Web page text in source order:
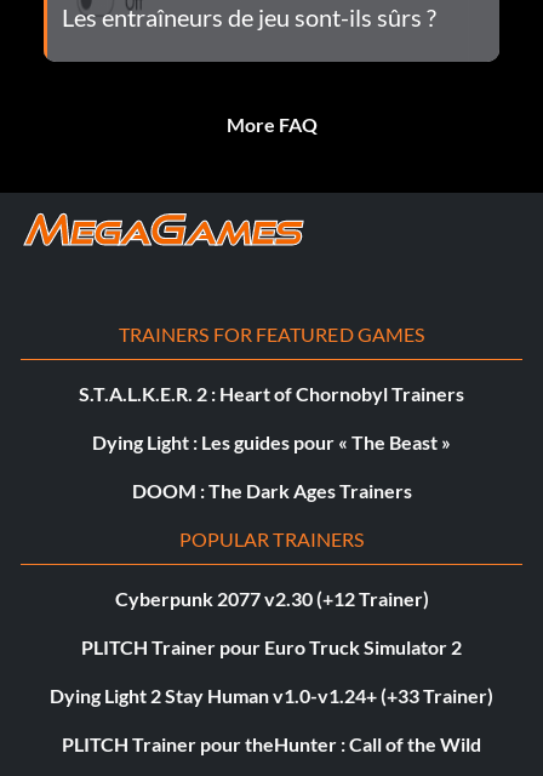
Les entraîneurs de jeu sont-ils sûrs ?
More FAQ
TRAINERS FOR FEATURED GAMES
S.T.A.L.K.E.R. 2 : Heart of Chornobyl Trainers
Dying Light : Les guides pour « The Beast »
DOOM : The Dark Ages Trainers
POPULAR TRAINERS
Cyberpunk 2077 v2.30 (+12 Trainer)
PLITCH Trainer pour Euro Truck Simulator 2
Dying Light 2 Stay Human v1.0-v1.24+ (+33 Trainer)
PLITCH Trainer pour theHunter : Call of the Wild